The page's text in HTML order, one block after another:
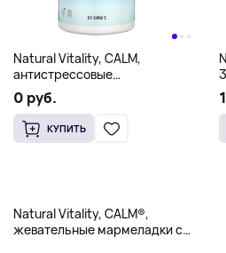
Natural Vitality, CALM,
антистрессовые
жевательные таблетки, со
вкусом малины и лимона,
120 штук
0 руб.
КУПИТЬ
Natural Vitality, CALM®,
жевательные мармеладки с